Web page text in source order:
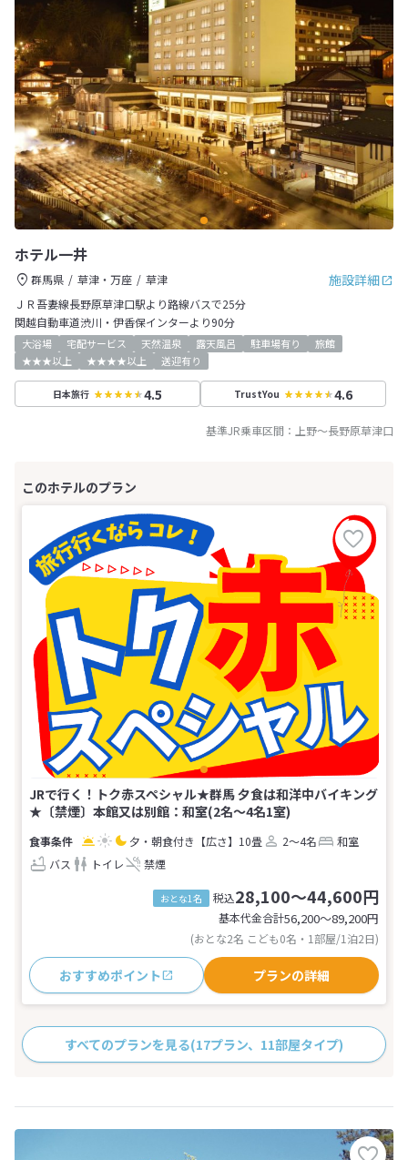
ホテル一井
施設詳細
群馬県 草津・万座
草津
ＪＲ吾妻線長野原草津口駅より路線バスで25分
関越自動車道渋川・伊香保インターより90分
大浴場 宅配サービス 天然温泉 露天風呂 駐車場有り
旅館
★★★以上
★★★★以上 送迎有り
日本旅行 4.5 TrustYou 4.6
基準JR乗車区間： 上野～長野原草津口
JRで行く！トク赤スペシャル★群馬 夕食は和洋中バイキング
★〔禁煙〕本館又は別館：和室(2名～4名1室)
夕・朝食付き 【広さ】10畳 2～4名
和室
バス
トイレ 禁煙
おとな1名 税込28,100～44,600円
基本代金合計56,200〜89,200円
(おとな2名 こども0名・1部屋/1泊2日)
おすすめポイント プランの詳細
すべてのプランを見る(17プラン、11部屋タイプ)